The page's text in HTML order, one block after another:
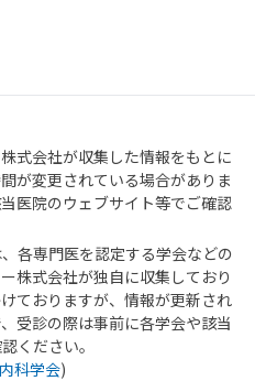
式会社が収集した情報をもとに
が変更されている場合がありま
医院のウェブサイト等でご確認
各専門医を認定する学会などの
株式会社が独自に収集しており
ておりますが、情報が更新され
受診の際は事前に各学会や該当
ください。
科学会)